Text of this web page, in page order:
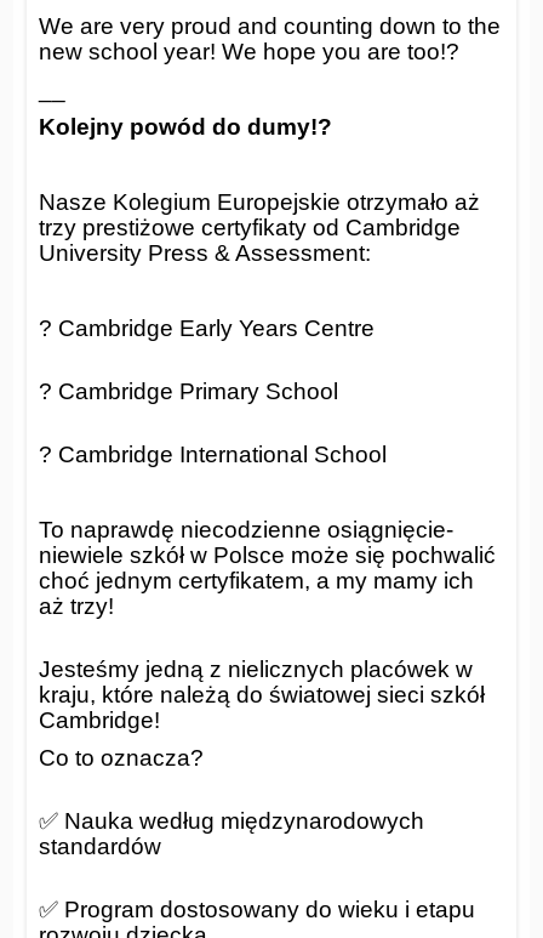
We are very proud and counting down to the
new school year! We hope you are too!?
Kolejny powód do dumy!?
Nasze Kolegium Europejskie otrzymało aż
trzy prestiżowe certyfikaty od Cambridge
University Press & Assessment:
? Cambridge Early Years Centre
? Cambridge Primary School
? Cambridge International School
To naprawdę niecodzienne osiągnięcie-
niewiele szkół w Polsce może się pochwalić
choć jednym certyfikatem, a my mamy ich
aż trzy!
Jesteśmy jedną z nielicznych placówek w
kraju, które należą do światowej sieci szkół
Cambridge!
Co to oznacza?
✅ Nauka według międzynarodowych
standardów
✅ Program dostosowany do wieku i etapu